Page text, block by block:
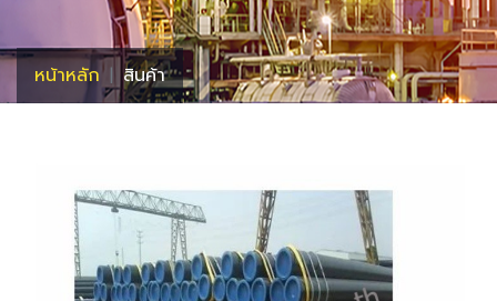
หน้าหลัก สินค้า